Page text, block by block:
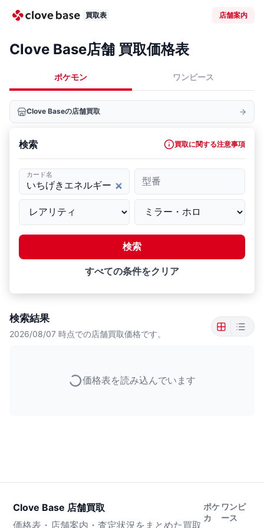
買取表 店舗案内
Clove Base店舗 買取価格表
ポケモン ワンピース
Clove Baseの店舗買取
検索 買取に関する注意事項
カード名
型番
検索
すべての条件をクリア
検索結果
2026/08/07 時点での店舗買取価格です。
価格表を読み込んでいます
Clove Base 店舗買取
価格表・店舗案内・査定状況をまとめた買取
ポケ
カ
ワンピ
ース